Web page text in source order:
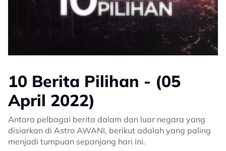
10 Berita Pilihan - (05
April 2022)
Antara pelbagai berita dalam dan luar negara yang
disiarkan di Astro AWANI, berikut adalah yang paling
menjadi tumpuan sepanjang hari ini.